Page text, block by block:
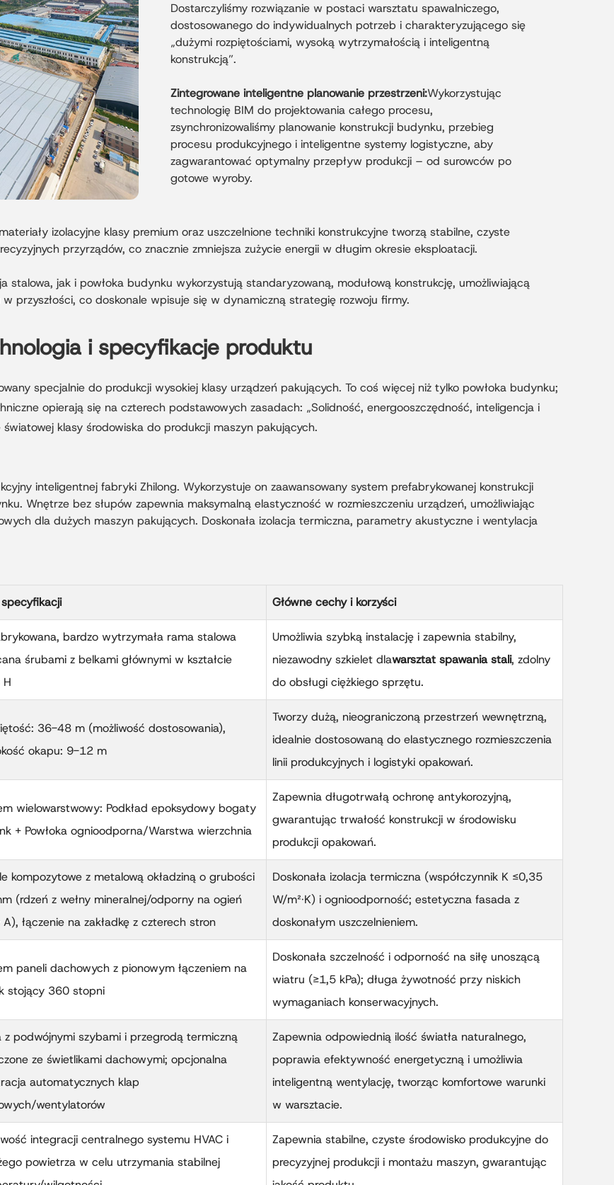
Dostarczyliśmy rozwiązanie w postaci warsztatu spawalniczego,
dostosowanego do indywidualnych potrzeb i charakteryzującego się
„dużymi rozpiętościami, wysoką wytrzymałością i inteligentną
konstrukcją”.
Zintegrowane inteligentne planowanie przestrzeni:Wykorzystując
technologię BIM do projektowania całego procesu,
zsynchronizowaliśmy planowanie konstrukcji budynku, przebieg
procesu produkcyjnego i inteligentne systemy logistyczne, aby
zagwarantować optymalny przepływ produkcji – od surowców po
gotowe wyroby.
izolacyjne klasy premium oraz uszczelnione techniki konstrukcyjne tworzą stabilne, czyste
przyrządów, co znacznie zmniejsza zużycie energii w długim okresie eksploatacji.
stalowa, jak i powłoka budynku wykorzystują standaryzowaną, modułową konstrukcję, umożliwiającą
przyszłości, co doskonale wpisuje się w dynamiczną strategię rozwoju firmy.
i specyfikacje produktu
specjalnie do produkcji wysokiej klasy urządzeń pakujących. To coś więcej niż tylko powłoka budynku;
opierają się na czterech podstawowych zasadach: „Solidność, energooszczędność, inteligencja i
klasy środowiska do produkcji maszyn pakujących.
inteligentnej fabryki Zhilong. Wykorzystuje on zaawansowany system prefabrykowanej konstrukcji
Wnętrze bez słupów zapewnia maksymalną elastyczność w rozmieszczeniu urządzeń, umożliwiając
dla dużych maszyn pakujących. Doskonała izolacja termiczna, parametry akustyczne i wentylacja
Główne cechy i korzyści
bardzo wytrzymała rama stalowa
śrubami z belkami głównymi w kształcie
Umożliwia szybką instalację i zapewnia stabilny,
niezawodny szkielet dlawarsztat spawania stali, zdolny
do obsługi ciężkiego sprzętu.
36-48 m (możliwość dostosowania),
okapu: 9-12 m
Tworzy dużą, nieograniczoną przestrzeń wewnętrzną,
idealnie dostosowaną do elastycznego rozmieszczenia
linii produkcyjnych i logistyki opakowań.
wielowarstwowy: Podkład epoksydowy bogaty
+ Powłoka ognioodporna/Warstwa wierzchnia
Zapewnia długotrwałą ochronę antykorozyjną,
gwarantując trwałość konstrukcji w środowisku
produkcji opakowań.
kompozytowe z metalową okładziną o grubości
(rdzeń z wełny mineralnej/odporny na ogień
A), łączenie na zakładkę z czterech stron
Doskonała izolacja termiczna (współczynnik K ≤0,35
W/m²·K) i ognioodporność; estetyczna fasada z
doskonałym uszczelnieniem.
paneli dachowych z pionowym łączeniem na
stojący 360 stopni
Doskonała szczelność i odporność na siłę unoszącą
wiatru (≥1,5 kPa); długa żywotność przy niskich
wymaganiach konserwacyjnych.
z podwójnymi szybami i przegrodą termiczną
ze świetlikami dachowymi; opcjonalna
automatycznych klap
wentylatorów
Zapewnia odpowiednią ilość światła naturalnego,
poprawia efektywność energetyczną i umożliwia
inteligentną wentylację, tworząc komfortowe warunki
w warsztacie.
integracji centralnego systemu HVAC i
powietrza w celu utrzymania stabilnej
Zapewnia stabilne, czyste środowisko produkcyjne do
precyzyjnej produkcji i montażu maszyn, gwarantując